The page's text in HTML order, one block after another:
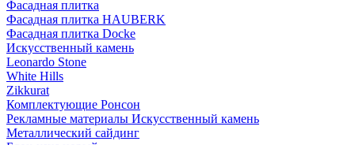
Фасадная плитка
Фасадная плитка HAUBERK
Фасадная плитка Docke
Искусственный камень
Leonardo Stone
White Hills
Zikkurat
Комплектующие Ронсон
Рекламные материалы Искусственный камень
Металлический сайдинг